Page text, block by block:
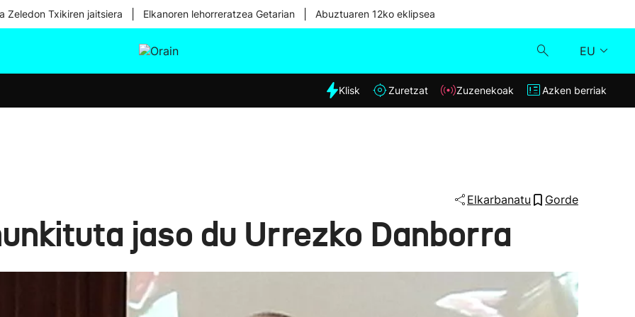
Zeledon Txikiren jaitsiera Elkanoren lehorreratzea Getarian Abuztuaren 12ko eklipsea
EU
Eguraldia
Klisk
Klisk Zuretzat Zuzenekoak Azken berriak
Elkarbanatu Gorde
jaso du Urrezko Danborra